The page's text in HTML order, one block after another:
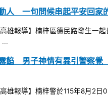
人 一句問候串起平安回家
高雄報導】楠梓區德民路發生一
...
餡 男子神情有異引警察
高雄報導】楠梓警於115年8月2日